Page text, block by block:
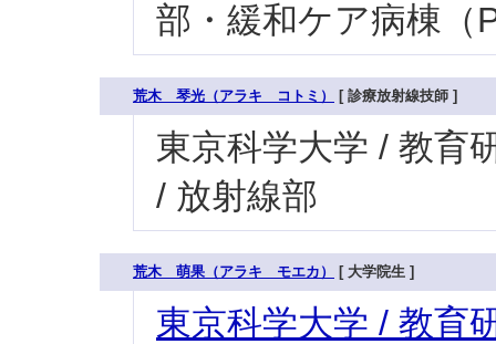
部・緩和ケア病棟（
荒木 琴光（アラキ コトミ） [ 診療放射線技師 ]
東京科学大学 / 教育
/ 放射線部
荒木 萌果（アラキ モエカ） [ 大学院生 ]
東京科学大学 / 教育